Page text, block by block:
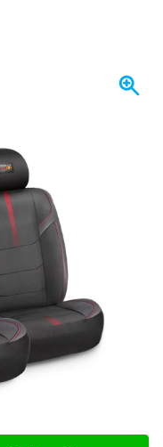
GUARDAR 2%
5% p/ud 64,
10% p/ud